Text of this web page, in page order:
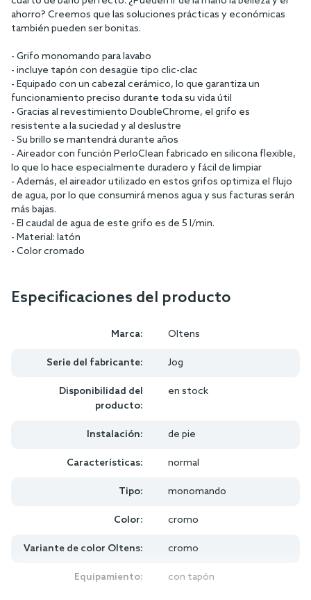
ahorro? Creemos que las soluciones prácticas y económicas
también pueden ser bonitas.
- Grifo monomando para lavabo
- incluye tapón con desagüe tipo clic-clac
- Equipado con un cabezal cerámico, lo que garantiza un
funcionamiento preciso durante toda su vida útil
- Gracias al revestimiento DoubleChrome, el grifo es
resistente a la suciedad y al deslustre
- Su brillo se mantendrá durante años
- Aireador con función PerloClean fabricado en silicona flexible,
lo que lo hace especialmente duradero y fácil de limpiar
- Además, el aireador utilizado en estos grifos optimiza el flujo
de agua, por lo que consumirá menos agua y sus facturas serán
más bajas.
- El caudal de agua de este grifo es de 5 l/min.
- Material: latón
- Color cromado
Especificaciones del producto
Marca: Oltens
Serie del fabricante: Jog
Disponibilidad del
producto:
en stock
Instalación: de pie
Características: normal
Tipo: monomando
Color: cromo
Variante de color Oltens: cromo
Equipamiento: con tapón